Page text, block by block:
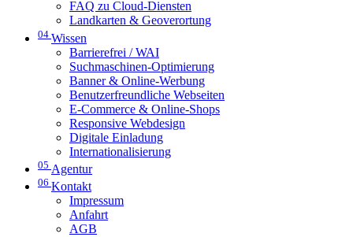
FAQ zu Cloud-Diensten
Landkarten & Geoverortung
04 Wissen
Barrierefrei / WAI
Suchmaschinen-Optimierung
Banner & Online-Werbung
Benutzerfreundliche Webseiten
E-Commerce & Online-Shops
Responsive Webdesign
Digitale Einladung
Internationalisierung
05 Agentur
06 Kontakt
Impressum
Anfahrt
AGB